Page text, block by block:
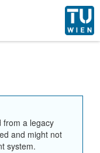
from a legacy
and might not
system.